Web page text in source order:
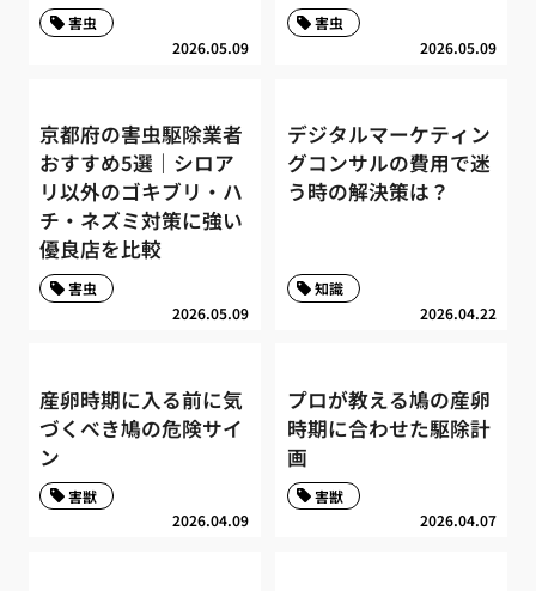
2026.05.09
害虫
2026.05.09
害虫
京都府の害虫駆除業者
おすすめ5選｜シロア
リ以外のゴキブリ・ハ
チ・ネズミ対策に強い
優良店を比較
2026.05.09
害虫
デジタルマーケティン
グコンサルの費用で迷
う時の解決策は？
2026.04.22
知識
産卵時期に入る前に気
づくべき鳩の危険サイ
ン
2026.04.09
害獣
プロが教える鳩の産卵
時期に合わせた駆除計
画
2026.04.07
害獣